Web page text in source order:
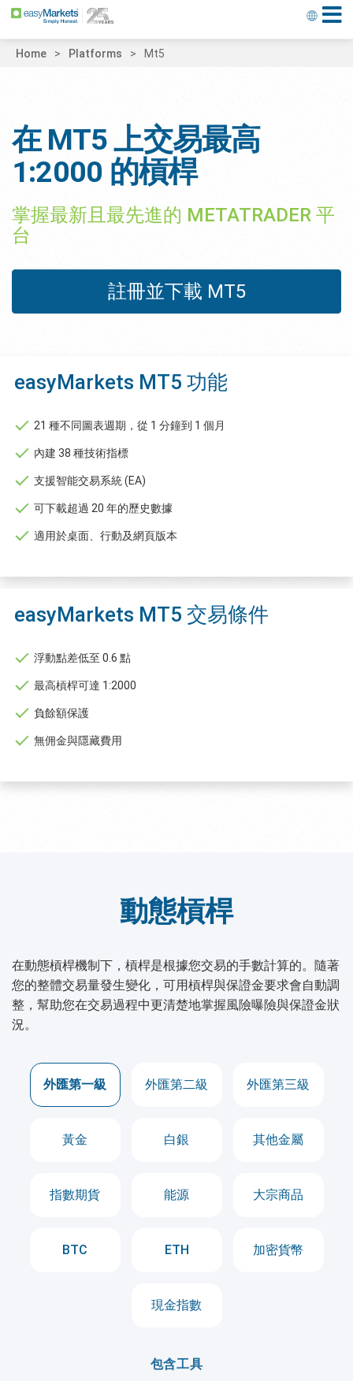
Home Platforms Mt5
在 MT5 上交易最高
1:2000 的槓桿
掌握最新且最先進的 METATRADER 平
台
註冊並下載 MT5
easyMarkets MT5 功能
21 種不同圖表週期，從 1 分鐘到 1 個月
內建 38 種技術指標
支援智能交易系統 (EA)
可下載超過 20 年的歷史數據
適用於桌面、行動及網頁版本
easyMarkets MT5 交易條件
浮動點差低至 0.6 點
最高槓桿可達 1:2000
負餘額保護
無佣金與隱藏費用
動態槓桿
在動態槓桿機制下，槓桿是根據您交易的手數計算的。隨著
您的整體交易量發生變化，可用槓桿與保證金要求會自動調
整，幫助您在交易過程中更清楚地掌握風險曝險與保證金狀
況。
外匯第一級 外匯第二級 外匯第三級
黃金 白銀 其他金屬
指數期貨 能源 大宗商品
BTC ETH 加密貨幣
現金指數
包含工具